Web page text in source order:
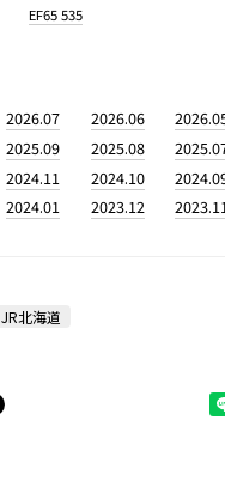
EF65 535
2026.07 2026.06
2025.09 2025.08
2024.11 2024.10
2024.01 2023.12
JR北海道